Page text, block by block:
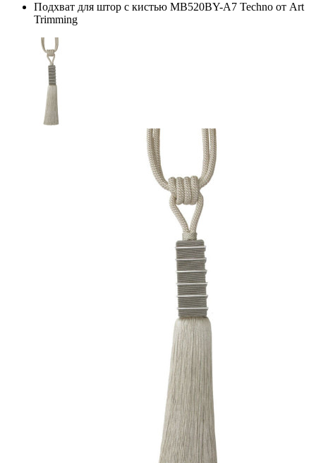
Подхват для штор с кистью MB520BY-A7 Techno от Art
Trimming